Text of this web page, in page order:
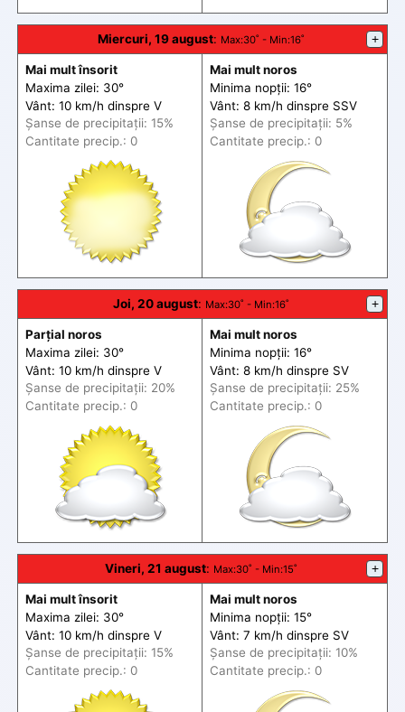
Miercuri, 19 august: Max:30˚ - Min:16˚ +
Mai mult însorit
Maxima zilei: 30°
Vânt: 10 km/h dinspre V
Șanse de precipitații: 15%
Cantitate precip.: 0
Mai mult noros
Minima nopții: 16°
Vânt: 8 km/h dinspre SSV
Șanse de precipitații: 5%
Cantitate precip.: 0
Joi, 20 august: Max:30˚ - Min:16˚ +
Parțial noros
Maxima zilei: 30°
Vânt: 10 km/h dinspre V
Șanse de precipitații: 20%
Cantitate precip.: 0
Mai mult noros
Minima nopții: 16°
Vânt: 8 km/h dinspre SV
Șanse de precipitații: 25%
Cantitate precip.: 0
Vineri, 21 august: Max:30˚ - Min:15˚ +
Mai mult însorit
Maxima zilei: 30°
Vânt: 10 km/h dinspre V
Șanse de precipitații: 15%
Cantitate precip.: 0
Mai mult noros
Minima nopții: 15°
Vânt: 7 km/h dinspre SV
Șanse de precipitații: 10%
Cantitate precip.: 0